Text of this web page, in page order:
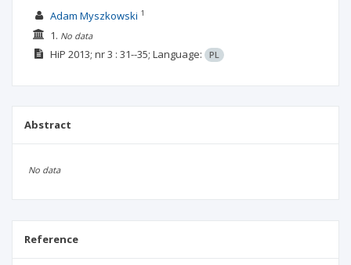
Adam Myszkowski 1
1. No data
HiP 2013; nr 3 : 31--35; Language: PL
Abstract
No data
Reference